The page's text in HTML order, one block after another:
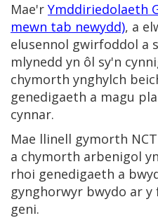
Mae'r Ymddiriedolaeth
mewn tab newydd), a
elusennol gwirfoddol a
mlynedd yn ôl sy'n
chymorth ynghylch
genedigaeth a magu
cynnar.
Mae llinell gymorth
a chymorth arbenigol
rhoi genedigaeth a
gynghorwyr bwydo ar
geni.